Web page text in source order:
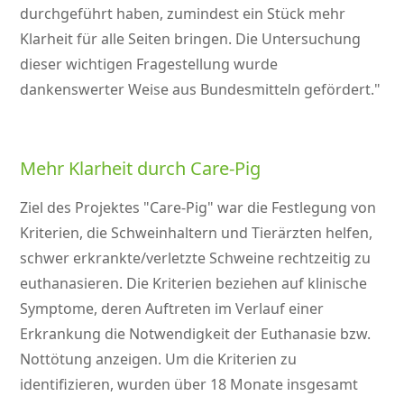
durchgeführt haben, zumindest ein Stück mehr
Klarheit für alle Seiten bringen. Die Untersuchung
dieser wichtigen Fragestellung wurde
dankenswerter Weise aus Bundesmitteln gefördert.
Mehr Klarheit durch Care-Pig
Ziel des Projektes Care-Pig war die Festlegung von
Kriterien, die Schweinhaltern und Tierärzten helfen,
schwer erkrankte/verletzte Schweine rechtzeitig zu
euthanasieren. Die Kriterien beziehen auf klinische
Symptome, deren Auftreten im Verlauf einer
Erkrankung die Notwendigkeit der Euthanasie bzw.
Nottötung anzeigen. Um die Kriterien zu
identifizieren, wurden über 18 Monate insgesamt